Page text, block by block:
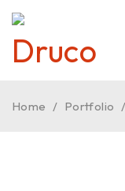
Home / Portfolio /